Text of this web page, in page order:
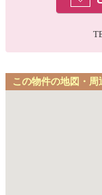
この物件の地図・